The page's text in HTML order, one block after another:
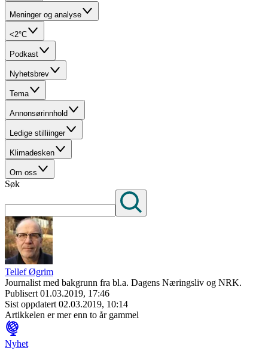
Meninger og analyse
<2°C
Podkast
Nyhetsbrev
Tema
Annonsørinnhold
Ledige stilliinger
Klimadesken
Om oss
Søk
Tellef Øgrim
Journalist med bakgrunn fra bl.a. Dagens Næringsliv og NRK.
Publisert 01.03.2019, 17:46
Sist oppdatert 02.03.2019, 10:14
Artikkelen er mer enn to år gammel
Nyhet